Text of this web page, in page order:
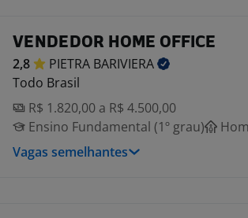
VENDEDOR HOME OFFICE
2,8 PIETRA BARIVIERA
Todo Brasil
R$ 1.820,00 a R$ 4.500,00
Ensino Fundamental (1º grau)
Vagas semelhantes